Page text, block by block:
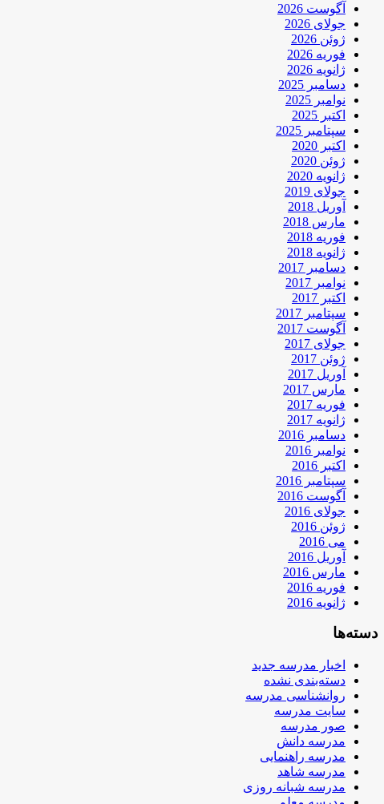
آگوست 2026
جولای 2026
ژوئن 2026
فوریه 2026
ژانویه 2026
دسامبر 2025
نوامبر 2025
اکتبر 2025
سپتامبر 2025
اکتبر 2020
ژوئن 2020
ژانویه 2020
جولای 2019
آوریل 2018
مارس 2018
فوریه 2018
ژانویه 2018
دسامبر 2017
نوامبر 2017
اکتبر 2017
سپتامبر 2017
آگوست 2017
جولای 2017
ژوئن 2017
آوریل 2017
مارس 2017
فوریه 2017
ژانویه 2017
دسامبر 2016
نوامبر 2016
اکتبر 2016
سپتامبر 2016
آگوست 2016
جولای 2016
ژوئن 2016
می 2016
آوریل 2016
مارس 2016
فوریه 2016
ژانویه 2016
دسته‌ها
اخبار مدرسه جدید
دسته‌بندی نشده
روانشناسی مدرسه
سایت مدرسه
صور مدرسه
مدرسه دانش
مدرسه راهنمایی
مدرسه شاهد
مدرسه شبانه روزی